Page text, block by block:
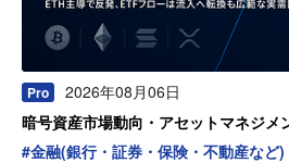
Pro
2026年08月06日
暗号資産市場動向・アセットマネジメ
#金融(銀行・証券・保険・不動産など)